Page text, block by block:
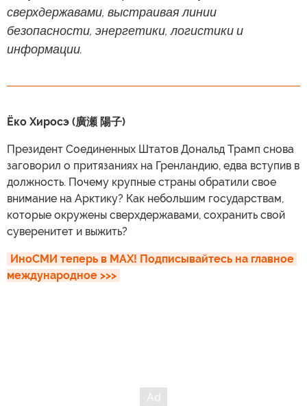
сверхдержавами, выстраивая линии
безопасности, энергетики, логистики и
информации.
Ёко Хиросэ (廣瀬 陽子)
Президент Соединенных Штатов Дональд Трамп снова
заговорил о притязаниях на Гренландию, едва вступив в
должность. Почему крупные страны обратили свое
внимание на Арктику? Как небольшим государствам,
которые окружены сверхдержавами, сохранить свой
суверенитет и выжить?
ИноСМИ теперь в MAX! Подписывайтесь на главное
международное >>>